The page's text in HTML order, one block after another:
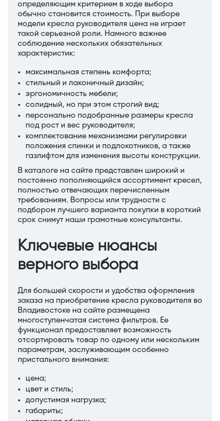
определяющим критерием в ходе выбора
обычно становится стоимость. При выборе
модели кресла руководителя цена не играет
такой серьезной роли. Намного важнее
соблюдение нескольких обязательных
характеристик:
максимальная степень комфорта;
стильный и лаконичный дизайн;
эргономичность мебели;
солидный, но при этом строгий вид;
персонально подобранные размеры кресла
под рост и вес руководителя;
комплектование механизмами регулировки
положения спинки и подлокотников, а также
газлифтом для изменения высоты конструкции.
В каталоге на сайте представлен широкий и
постоянно пополняющийся ассортимент кресел,
полностью отвечающих перечисленным
требованиям. Вопросы или трудности с
подбором лучшего варианта покупки в короткий
срок снимут наши грамотные консультанты.
Ключевые нюансы
верного выбора
Для большей скорости и удобства оформления
заказа на приобретение кресла руководителя во
Владивостоке на сайте размещена
многоступенчатая система фильтров. Ее
функционал предоставляет возможность
отсортировать товар по одному или нескольким
параметрам, заслуживающим особенно
пристального внимания:
цена;
цвет и стиль;
допустимая нагрузка;
габариты;